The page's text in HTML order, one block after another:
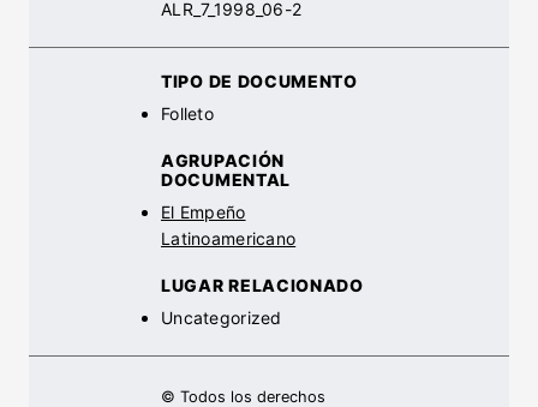
ALR_7_1998_06-2
TIPO DE DOCUMENTO
Folleto
AGRUPACIÓN
DOCUMENTAL
El Empeño
Latinoamericano
LUGAR RELACIONADO
Uncategorized
© Todos los derechos